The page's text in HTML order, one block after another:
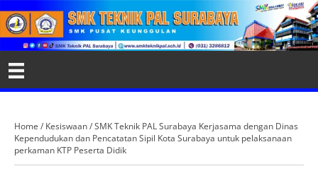
Home / Kesiswaan/SMK Teknik PAL Surabaya Kerjasama dengan Dinas
Kependudukan dan Pencatatan Sipil Kota Surabaya untuk pelaksanaan
perkaman KTP Peserta Didik